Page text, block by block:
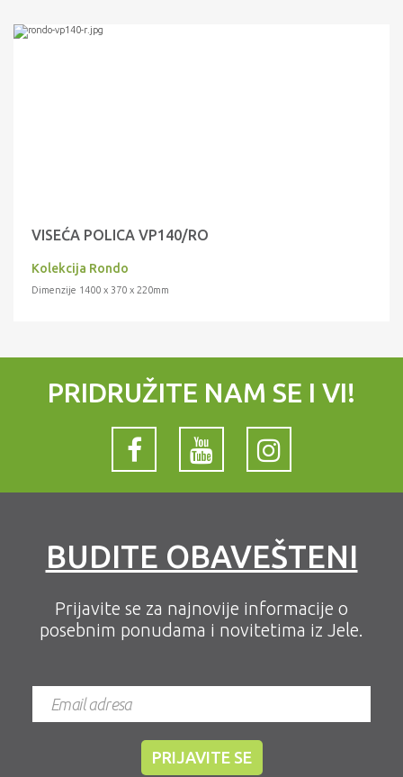
VISEĆA POLICA VP140/RO
Kolekcija Rondo
Dimenzije 1400 x 370 x 220mm
PRIDRUŽITE NAM SE I VI!
BUDITE OBAVEŠTENI
Prijavite se za najnovije informacije o
posebnim ponudama i novitetima iz Jele.